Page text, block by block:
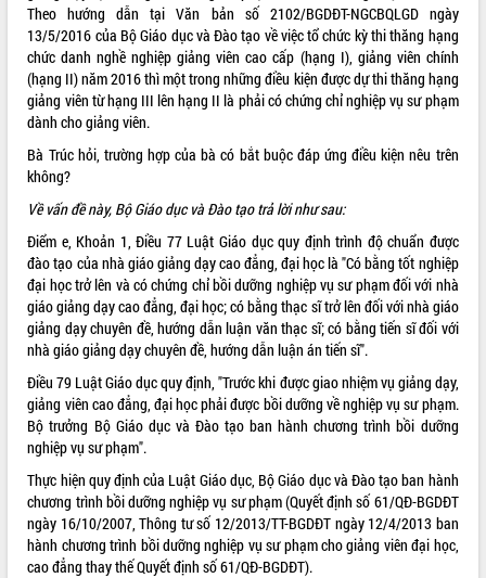
HỆ THỐNG VĂN BẢN
VĂN BẢN HĐND TỈNH
ĐIỂM TIN VĂN BẢN
QUY HOẠCH - KẾ HOẠCH
Theo hướng dẫn tại Văn bản số 2102/BGDĐT-NGCBQLGD ngày
13/5/2016 của Bộ Giáo dục và Đào tạo về việc tổ chức kỳ thi thăng hạng
chức danh nghề nghiệp giảng viên cao cấp (hạng I), giảng viên chính
(hạng II) năm 2016 thì một trong những điều kiện được dự thi thăng hạng
giảng viên từ hạng III lên hạng II là phải có chứng chỉ nghiệp vụ sư phạm
dành cho giảng viên.
Bà Trúc hỏi, trường hợp của bà có bắt buộc đáp ứng điều kiện nêu trên
không?
Về vấn đề này, Bộ Giáo dục và Đào tạotrả lờinhư sau:
Điểm e, Khoản 1, Điều 77 Luật Giáo dụcquy định trình độ chuẩn được
đào tạo của nhà giáo giảng dạy cao đẳng, đại học là "Có bằng tốt nghiệp
đại học trở lên và có chứng chỉ bồi dưỡng nghiệp vụ sư phạm đối với nhà
giáo giảng dạy cao đẳng, đại học; có bằng thạc sĩ trở lên đối với nhà giáo
giảng dạy chuyên đề, hướng dẫn luận văn thạc sĩ; có bằng tiến sĩ đối với
nhà giáo giảng dạy chuyên đề, hướng dẫn luận án tiến sĩ".
Điều 79 Luật Giáo dục quy định, "Trước khi được giao nhiệm vụ giảng dạy,
giảng viên cao đẳng, đại học phải được bồi dưỡng về nghiệp vụ sư phạm.
Bộ trưởng Bộ Giáo dục và Đào tạo ban hành chương trình bồi dưỡng
nghiệp vụ sư phạm".
Thực hiện quy định của Luật Giáo dục, Bộ Giáo dục và Đào tạo ban hành
chương trình bồi dưỡng nghiệp vụ sư phạm (Quyết định số 61/QĐ-BGDĐT
ngày 16/10/2007, Thông tư số 12/2013/TT-BGDĐT ngày 12/4/2013 ban
hành chương trình bồi dưỡng nghiệp vụ sư phạm cho giảng viên đại học,
cao đẳng thay thế Quyết định số 61/QĐ-BGDĐT).